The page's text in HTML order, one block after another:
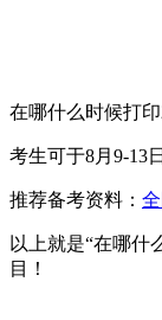
在哪什么时候打印
考生可于8月9-13
推荐备考资料：
以上就是“在哪什
目！